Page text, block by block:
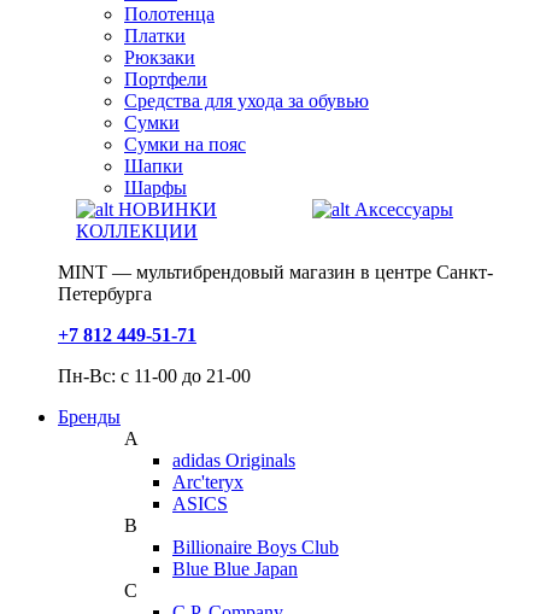
Полотенца
Платки
Рюкзаки
Портфели
Средства для ухода за обувью
Сумки
Сумки на пояс
Шапки
Шарфы
НОВИНКИ
КОЛЛЕКЦИИ
Аксессуары
MINT — мультибрендовый магазин в центре Санкт-
Петербурга
+7 812 449-51-71
Пн-Вс: с 11-00 до 21-00
Бренды
A
adidas Originals
Arc'teryx
ASICS
B
Billionaire Boys Club
Blue Blue Japan
C